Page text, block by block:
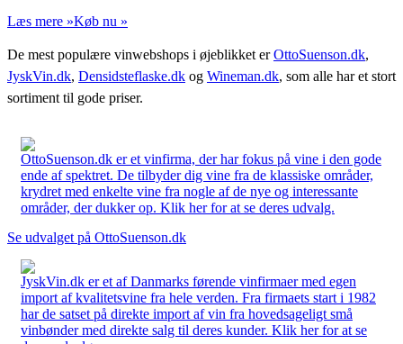
Læs mere »Køb nu »
De mest populære vinwebshops i øjeblikket erOttoSuenson.dk,
JyskVin.dk, Densidsteflaske.dk og Wineman.dk, som alle har et stort
sortiment til gode priser.
OttoSuenson.dk er et vinfirma, der har fokus på vine i den gode
ende af spektret. De tilbyder dig vine fra de klassiske områder,
krydret med enkelte vine fra nogle af de nye og interessante
områder, der dukker op. Klik her for at se deres udvalg.
Se udvalget på OttoSuenson.dk
JyskVin.dk er et af Danmarks førende vinfirmaer med egen
import af kvalitetsvine fra hele verden. Fra firmaets start i 1982
har de satset på direkte import af vin fra hovedsageligt små
vinbønder med direkte salg til deres kunder. Klik her for at se